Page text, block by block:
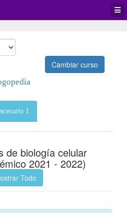
Cambiar curso
1
de biología celular
2021 - 2022)
Todo